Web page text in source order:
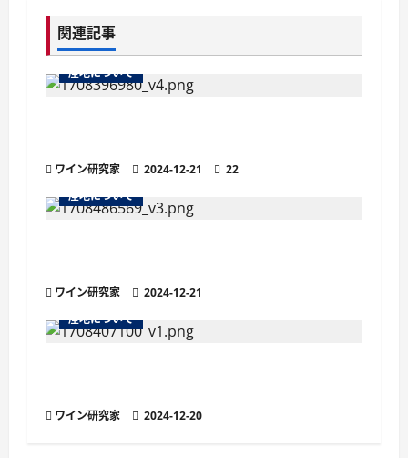
ゲ
ー
ン
関連記事
産地について
ワイン研究家 2024-12-21
22
産地について
ワイン研究家
2024-12-21
産地について
ワイン研究家 2024-12-20